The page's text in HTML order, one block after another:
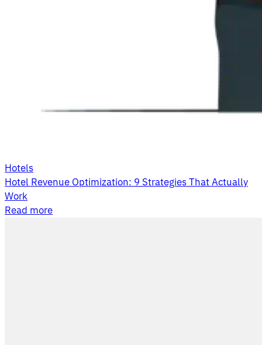
Hotels
Hotel Revenue Optimization: 9 Strategies That Actually
Work
Read more